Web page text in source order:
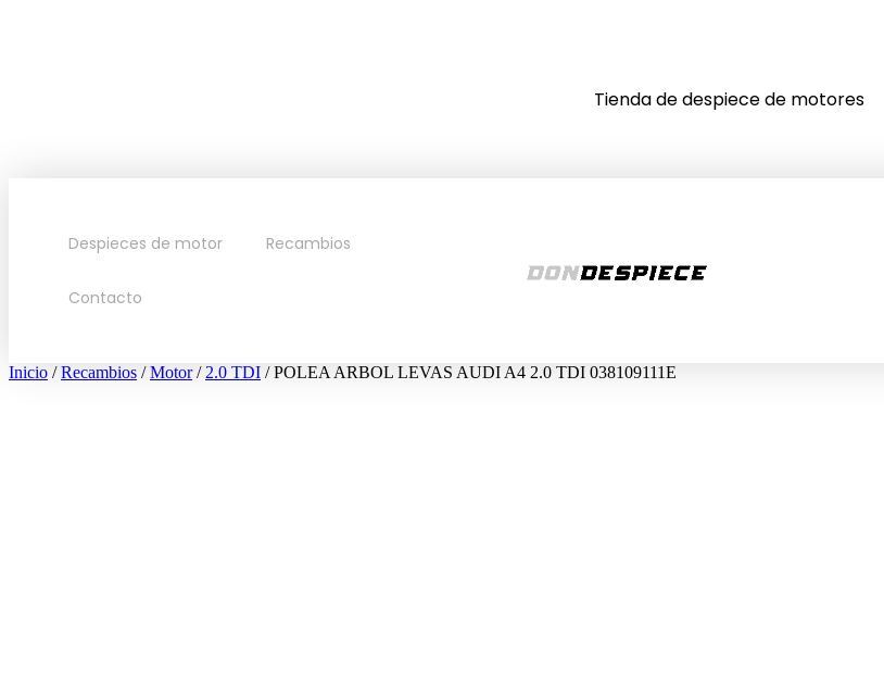
Tienda de despiece de motores
Despieces de motor Recambios
Contacto
Inicio /Recambios /Motor/2.0 TDI / POLEA ARBOL LEVAS AUDI A4 2.0 TDI 038109111E